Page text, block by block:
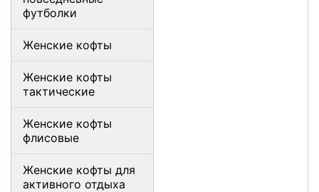
футболки
Женские кофты
Женские кофты
тактические
Женские кофты
флисовые
Женские кофты для
активного отдыха